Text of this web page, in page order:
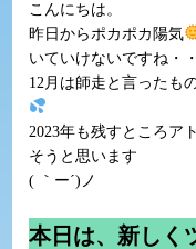
こんにちは。
昨日からポカポカ陽気
いていけないですね・・
12月は師走と言ったも
2023年も残すところア
そうと思います
( ｀ー´)ノ
本日は、新しく